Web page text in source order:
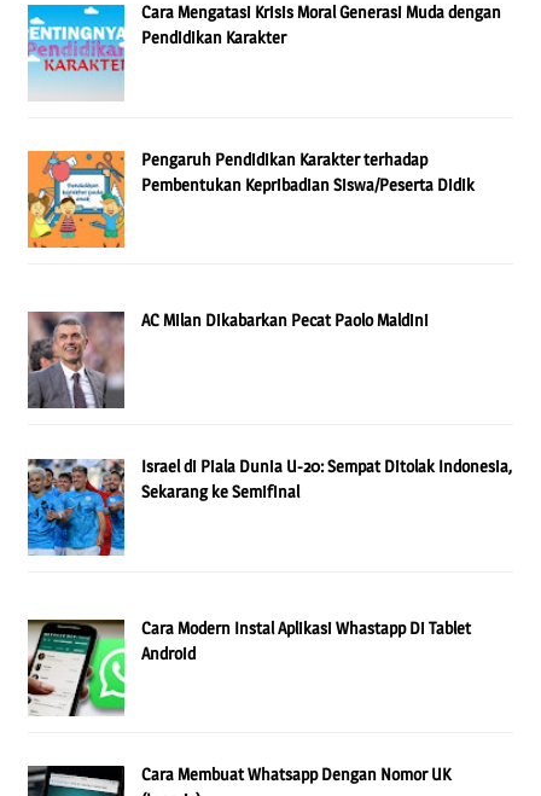
Cara Mengatasi Krisis Moral Generasi Muda dengan
Pendidikan Karakter
Pengaruh Pendidikan Karakter terhadap
Pembentukan Kepribadian Siswa/Peserta Didik
AC Milan Dikabarkan Pecat Paolo Maldini
Israel di Piala Dunia U-20: Sempat Ditolak Indonesia,
Sekarang ke Semifinal
Cara Modern Instal Aplikasi Whastapp Di Tablet
Android
Cara Membuat Whatsapp Dengan Nomor UK